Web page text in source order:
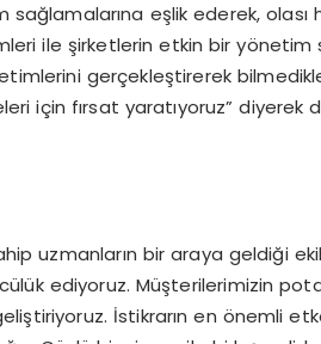
sağlamalarına eşlik ederek,
ile şirketlerin etkin bir yönetim
gerçekleştirerek
için fırsat yaratıyoruz”
uzmanların bir araya geldiği
ediyoruz. Müşterilerimizin
İstikrarın en önemli